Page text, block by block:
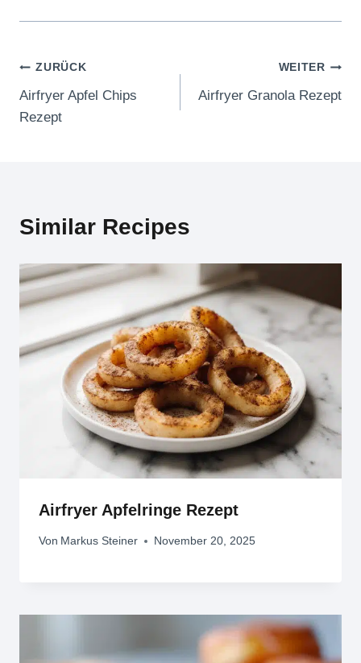
Beitragsnavigation
ZURÜCK
Airfryer Apfel Chips
Rezept
WEITER
Airfryer Granola Rezept
Similar Recipes
Airfryer Apfelringe Rezept
Von Markus Steiner November 20, 2025